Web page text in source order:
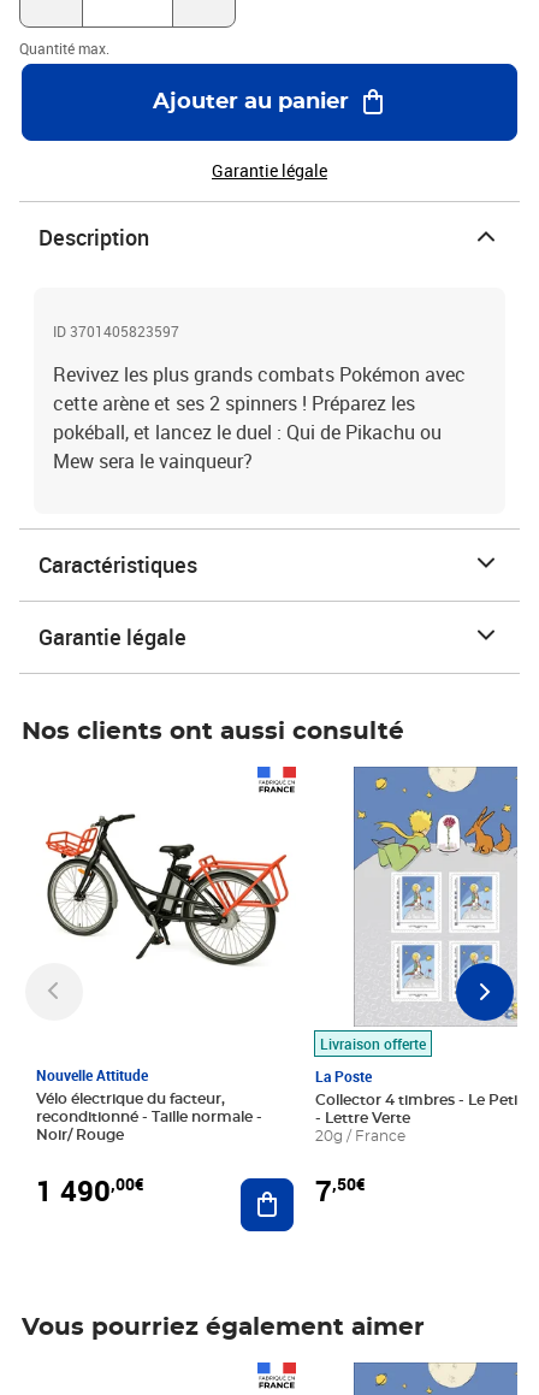
Quantité max.
Ajouter au panier
Garantie légale
Description
ID 3701405823597
Revivez les plus grands combats Pokémon avec
cette arène et ses 2 spinners ! Préparez les
pokéball, et lancez le duel : Qui de Pikachu ou
Mew sera le vainqueur?
Caractéristiques
Garantie légale
Nos clients ont aussi consulté
Nouvelle Attitude
Vélo électrique du facteur,
reconditionné - Taille normale -
Noir/ Rouge
1 490,00€ Ajouter au panier
Livraison offerte
La Poste
Collector 4 timbres - Le Petit
- Lettre Verte
20g / France
7,50€
Prix 7,50€
Vous pourriez également aimer
Prix 7,50€